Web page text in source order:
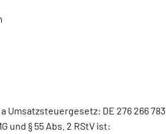
Umsatzsteuergesetz: DE 276 266 783
und § 55 Abs. 2 RStV ist: